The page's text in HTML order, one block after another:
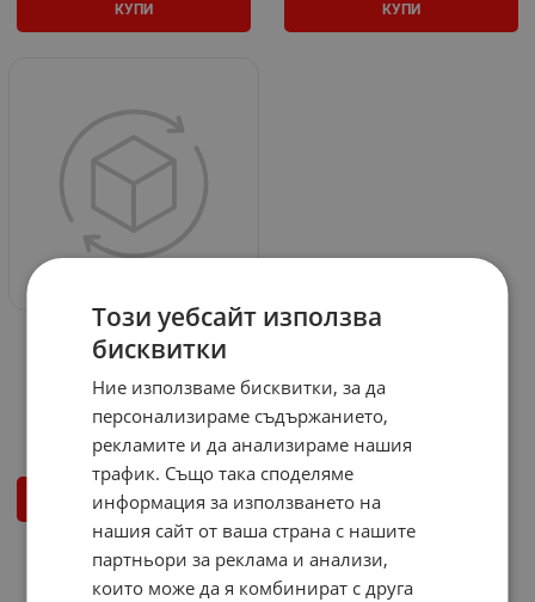
КУПИ КУПИ
Пневматичен комплект
Daewoo
Арт.№: 539463
33.90 € / 66.30 лв.
КУПИ
На страница по:
Този уебсайт използва
бисквитки
Ние използваме бисквитки, за да
персонализираме съдържанието,
рекламите и да анализираме нашия
трафик. Също така споделяме
информация за използването на
нашия сайт от ваша страна с нашите
партньори за реклама и анализи,
които може да я комбинират с друга